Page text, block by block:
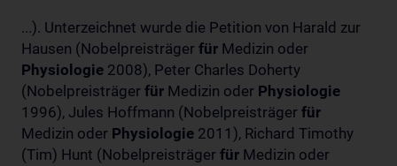
...). Unterzeichnet wurde die Petition von Harald zur
Hausen (Nobelpreisträger für Medizin oder
Physiologie 2008), Peter Charles Doherty
(Nobelpreisträger für Medizin oder Physiologie
1996), Jules Hoffmann (Nobelpreisträger für
Medizin oder Physiologie 2011), Richard Timothy
(Tim) Hunt (Nobelpreisträger für Medizin oder